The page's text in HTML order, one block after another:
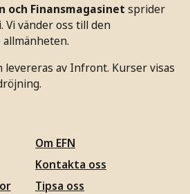
och Finansmagasinet sprider
Vi vänder oss till den
av Infront. Kurser visas
Om EFN
Kontakta oss
Tipsa oss